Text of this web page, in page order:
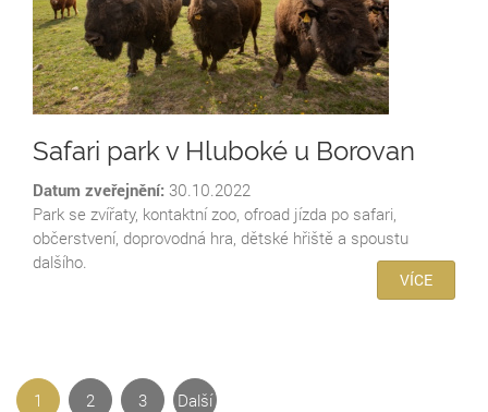
Safari park v Hluboké u Borovan
Datum zveřejnění: 30.10.2022
Park se zvířaty, kontaktní zoo, ofroad jízda po safari,
občerstvení, doprovodná hra, dětské hřiště a spoustu
dalšího.
VÍCE
1 2 3
Další